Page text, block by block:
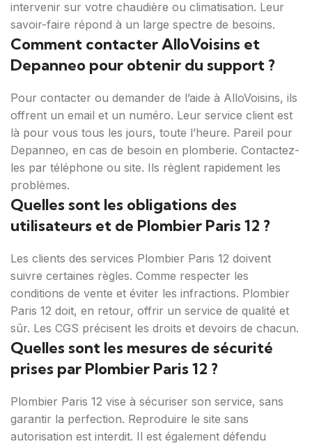
intervenir sur votre chaudière ou climatisation. Leur
savoir-faire répond à un large spectre de besoins.
Comment contacter AlloVoisins et
Depanneo pour obtenir du support ?
Pour contacter ou demander de l’aide à AlloVoisins, ils
offrent un email et un numéro. Leur service client est
là pour vous tous les jours, toute l’heure. Pareil pour
Depanneo, en cas de besoin en plomberie. Contactez-
les par téléphone ou site. Ils règlent rapidement les
problèmes.
Quelles sont les obligations des
utilisateurs et de Plombier Paris 12 ?
Les clients des services Plombier Paris 12 doivent
suivre certaines règles. Comme respecter les
conditions de vente et éviter les infractions. Plombier
Paris 12 doit, en retour, offrir un service de qualité et
sûr. Les CGS précisent les droits et devoirs de chacun.
Quelles sont les mesures de sécurité
prises par Plombier Paris 12 ?
Plombier Paris 12 vise à sécuriser son service, sans
garantir la perfection. Reproduire le site sans
autorisation est interdit. Il est également défendu